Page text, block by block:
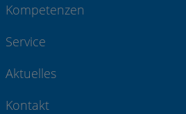
Kompetenzen
Service
Aktuelles
Kontakt